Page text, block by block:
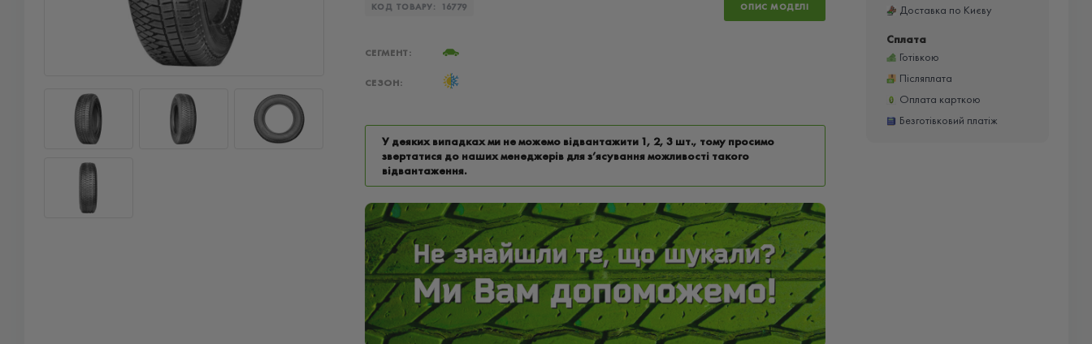
КОД ТОВАРУ: 16779 ОПИС МОДЕЛІ
СЕГМЕНТ:
СЕЗОН:
У деяких випадках ми не можемо відвантажити 1, 2, 3 шт., тому просимо
звертатися до наших менеджерів для з’ясування можливості такого
відвантаження.
Доставка по Києву
Сплата
Готівкою
Післяплата
Оплата карткою
Безготівковий платіж